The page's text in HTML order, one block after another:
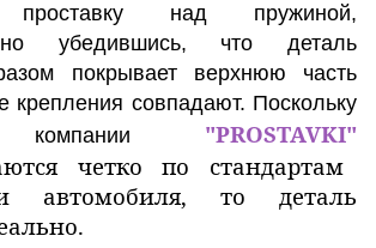
проставку над пружиной,
убедившись, что деталь
покрывает верхнюю часть
крепления совпадают. Поскольку
компании "PROSTAVKI"
четко по стандартам
автомобиля, то деталь